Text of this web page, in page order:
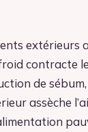
extérieurs
contracte
de
assèche